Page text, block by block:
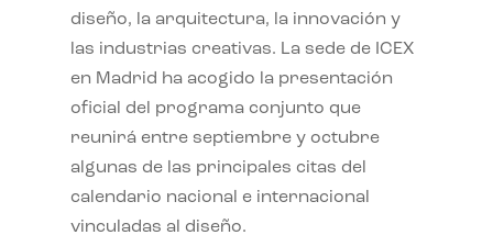
diseño, la arquitectura, la innovación y
las industrias creativas. La sede de ICEX
en Madrid ha acogido la presentación
oficial del programa conjunto que
reunirá entre septiembre y octubre
algunas de las principales citas del
calendario nacional e internacional
vinculadas al diseño.